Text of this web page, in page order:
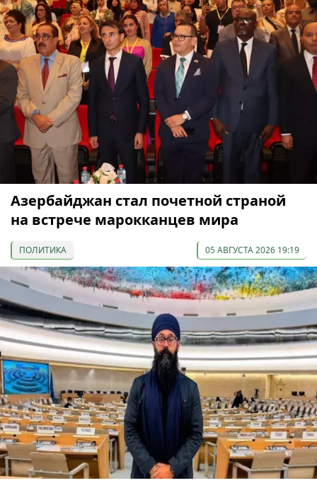
Азербайджан стал почетной страной
на встрече марокканцев мира
ПОЛИТИКА 05 АВГУСТА 2026 19:19